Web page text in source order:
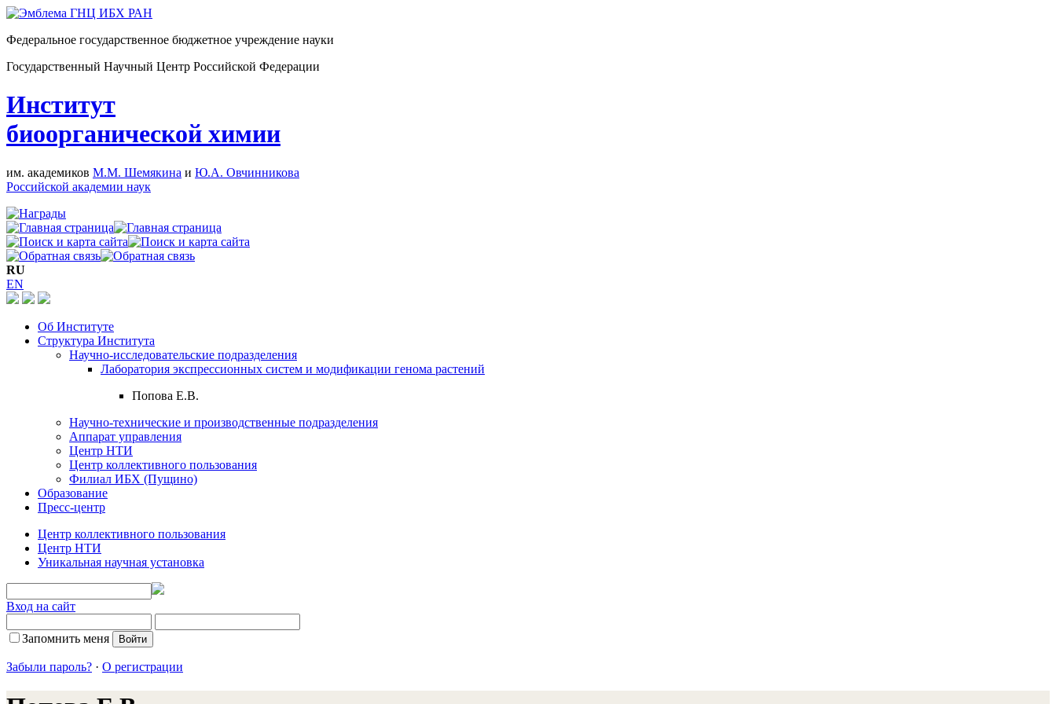
Федеральное государственное бюджетное учреждение науки
Государственный Научный Центр Российской Федерации
Институт
биоорганической химии
им. академиков М.М. Шемякина и Ю.А. Овчинникова
Российской академии наук
RU
EN
Об Институте
Структура Института
Научно-исследовательские подразделения
Лаборатория экспрессионных систем и модификации генома растений
Попова Е.В.
Научно-технические и производственные подразделения
Аппарат управления
Центр НТИ
Центр коллективного пользования
Филиал ИБХ (Пущино)
Образование
Пресс-центр
Центр коллективного пользования
Центр НТИ
Уникальная научная установка
Вход на сайт
Запомнить меня
Забыли пароль? · О регистрации